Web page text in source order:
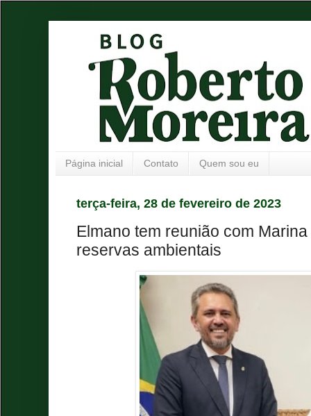
Página inicial Contato Quem sou eu
terça-feira, 28 de fevereiro de 2023
Elmano tem reunião com
reservas ambientais